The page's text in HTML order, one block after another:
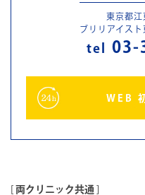
東京都
ブリリアイス
tel 03-
WEB
[ 両クリニック共通 ]